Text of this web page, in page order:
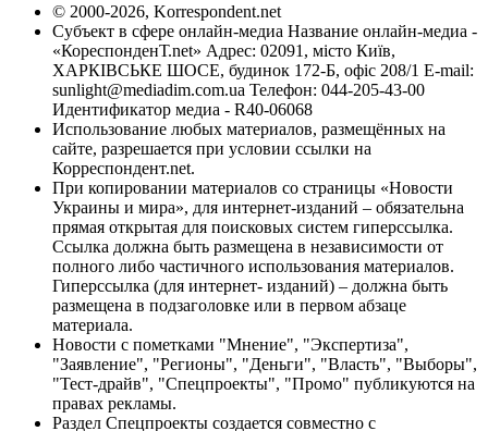
© 2000-2026, Korrespondent.net
Субъект в сфере онлайн-медиа Название онлайн-медиа -
«КореспонденТ.net» Адрес: 02091, місто Київ,
ХАРКІВСЬКЕ ШОСЕ, будинок 172-Б, офіс 208/1 E-mail:
sunlight@mediadim.com.ua Телефон: 044-205-43-00
Идентификатор медиа - R40-06068
Использование любых материалов, размещённых на
сайте, разрешается при условии ссылки на
Корреспондент.net.
При копировании материалов со страницы «Новости
Украины и мира», для интернет-изданий – обязательна
прямая открытая для поисковых систем гиперссылка.
Ссылка должна быть размещена в независимости от
полного либо частичного использования материалов.
Гиперссылка (для интернет- изданий) – должна быть
размещена в подзаголовке или в первом абзаце
материала.
Новости с пометками "Мнение", "Экспертиза",
"Заявление", "Регионы", "Деньги", "Власть", "Выборы",
"Тест-драйв", "Спецпроекты", "Промо" публикуются на
правах рекламы.
Раздел Спецпроекты создается совместно с